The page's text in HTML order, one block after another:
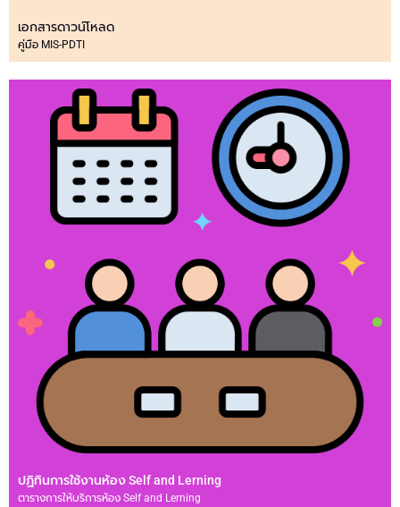
เอกสารดาวน์โหลด
คู่มือ MIS-PDTI
ปฏิทินการใช้งานห้อง Self and Lerning
ตารางการให้บริการห้อง Self and Lerning